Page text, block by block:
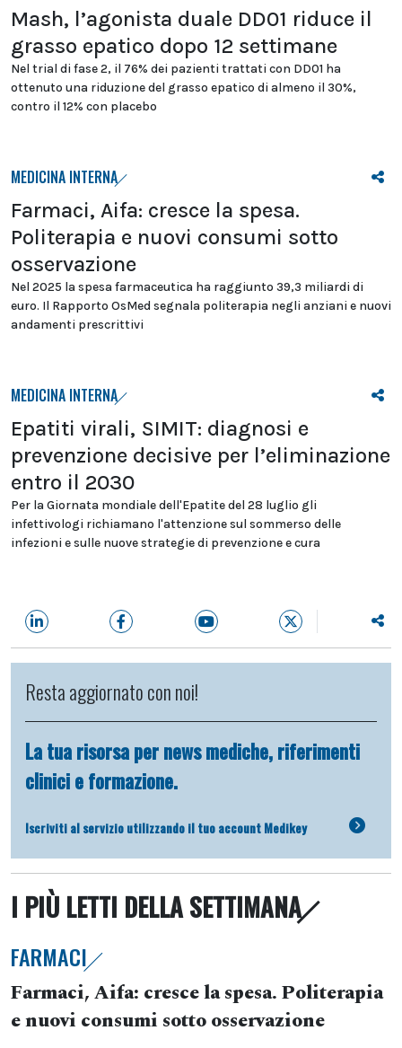
Mash, l’agonista duale DD01 riduce il
grasso epatico dopo 12 settimane
Nel trial di fase 2, il 76% dei pazienti trattati con DD01 ha
ottenuto una riduzione del grasso epatico di almeno il 30%,
contro il 12% con placebo
MEDICINA INTERNA
Farmaci, Aifa: cresce la spesa.
Politerapia e nuovi consumi sotto
osservazione
Nel 2025 la spesa farmaceutica ha raggiunto 39,3 miliardi di
euro. Il Rapporto OsMed segnala politerapia negli anziani e nuovi
andamenti prescrittivi
MEDICINA INTERNA
Epatiti virali, SIMIT: diagnosi e
prevenzione decisive per l’eliminazione
entro il 2030
Per la Giornata mondiale dell'Epatite del 28 luglio gli
infettivologi richiamano l'attenzione sul sommerso delle
infezioni e sulle nuove strategie di prevenzione e cura
Resta aggiornato con noi!
La tua risorsa per news mediche, riferimenti
clinici e formazione.
Iscriviti al servizio utilizzando il tuo account Medikey
I PIÙ LETTI DELLA SETTIMANA
FARMACI
Farmaci, Aifa: cresce la spesa. Politerapia
e nuovi consumi sotto osservazione